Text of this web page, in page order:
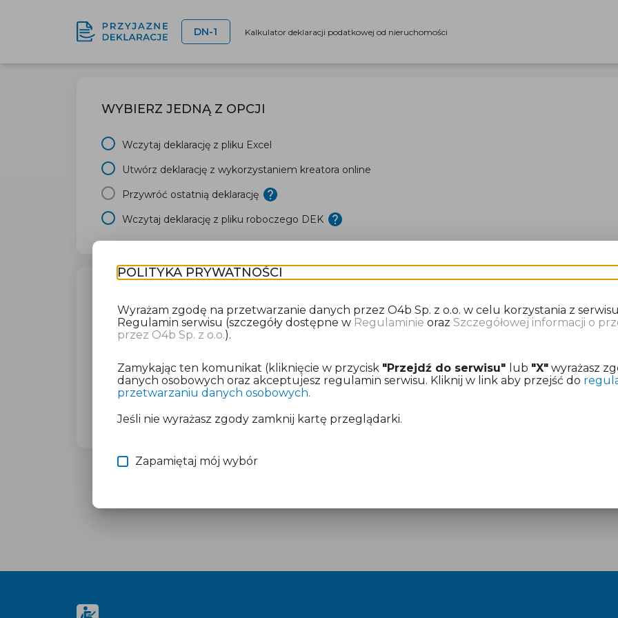
DN-1 Kalkulator deklaracji podatkowej od nieruchomości
WYBIERZ JEDNĄ Z OPCJI
Wczytaj deklarację z pliku Excel
Utwórz deklarację z wykorzystaniem kreatora online
Przywróć ostatnią deklarację
Wczytaj deklarację z pliku roboczego DEK
Dla wybranego miasta poprosimy Cię o dokonanie opłaty za przygotowanie deklaracji
Nie martw się o płatność, jeśli masz już aktywny dostęp.
Więcej informacji znajdziesz w dokumentach: Regulamin
POLITYKA PRYWATNOŚCI
Wyrażam zgodę na przetwarzanie danych przez O4b Sp. z o.o. w celu korzystania z
Regulamin serwisu (szczegóły dostępne w Regulaminie orazSzczegółowej informacji o
przez O4b Sp. z o.o.).
Zamykając ten komunikat (kliknięcie w przycisk "Przejdź do serwisu" lub "X" wyrażasz
danych osobowych oraz akceptujesz regulamin serwisu. Kliknij w link aby przejść do
przetwarzaniu danych osobowych.
Jeśli nie wyrażasz zgody zamknij kartę przeglądarki.
Zapamiętaj mój wybór